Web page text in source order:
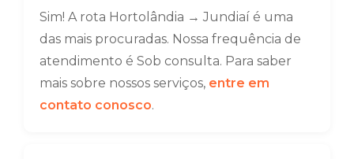
Sim! A rota Hortolândia → Jundiaí é uma
das mais procuradas. Nossa frequência de
atendimento é Sob consulta. Para saber
mais sobre nossos serviços, entre em
contato conosco.